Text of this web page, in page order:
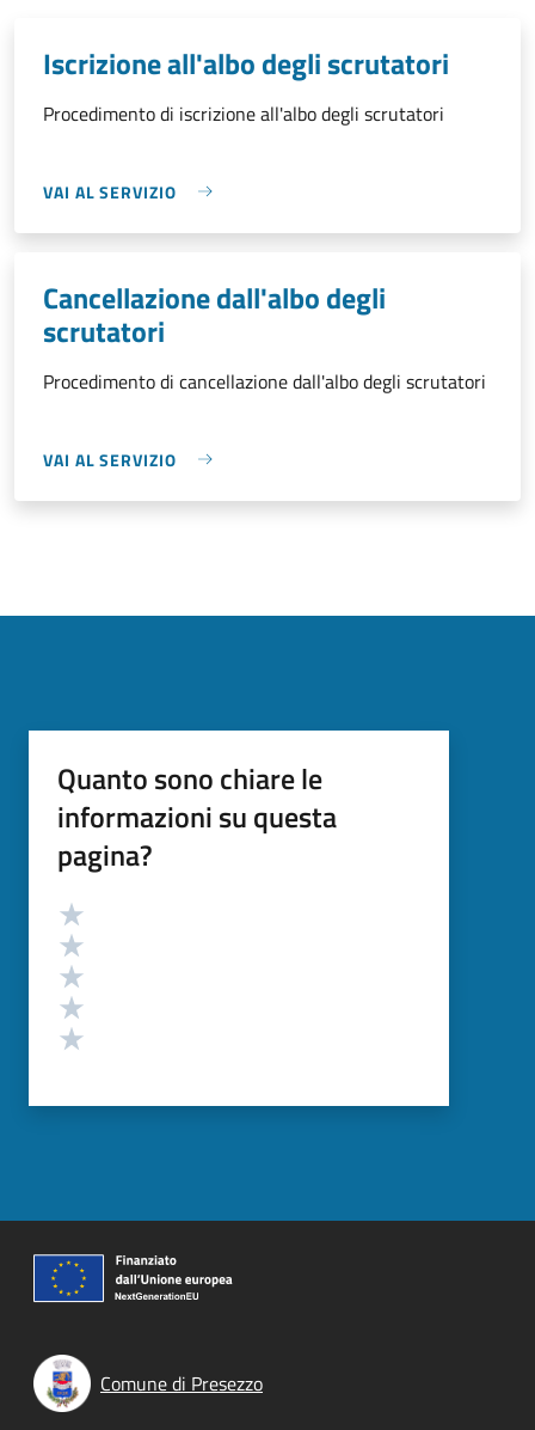
Iscrizione all'albo degli scrutatori
Procedimento di iscrizione all'albo degli scrutatori
VAI AL SERVIZIO
Cancellazione dall'albo degli
scrutatori
Procedimento di cancellazione dall'albo degli scrutatori
VAI AL SERVIZIO
Quanto sono chiare le
informazioni su questa
pagina?
Valutazione
Comune di Presezzo